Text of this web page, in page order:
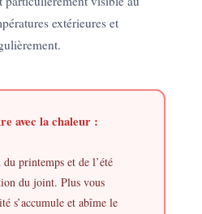
extérieures et
avec la chaleur :
printemps et de l’été
du joint. Plus vous
s’accumule et abîme le